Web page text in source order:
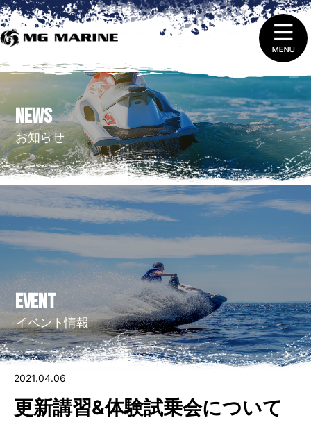
ニュース＆トピックス
2.船舶免許取得 ・ 免許証の更新と失効
3.販売（新艇＆中古艇）
4.レンタルをする
5.整備 ・ 修理を依頼する
6. 艇庫会員（マリーナ保管）に入会する
7.ゲレンデ会員（自宅保管）に入会する
8.ビジター（非会員）施設利用
9.フォトギャラリー
NEWS
お知らせ
EVENT
イベント情報
2021.04.06
更新講習&体験試乗会について